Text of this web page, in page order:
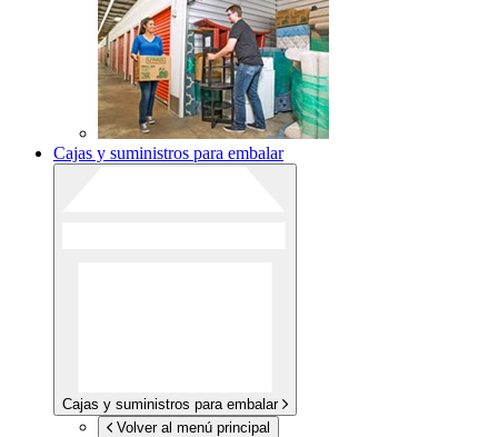
Cajas y suministros para embalar
Cajas y suministros para embalar
Volver al menú principal